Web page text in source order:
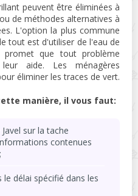
peuvent être éliminées à
de méthodes alternatives à
L'option la plus commune
tout est d'utiliser de l'eau de
promet que tout problème
aide. Les ménagères
éliminer les traces de vert.
manière, il vous faut:
sur la tache
contenues
délai spécifié dans les